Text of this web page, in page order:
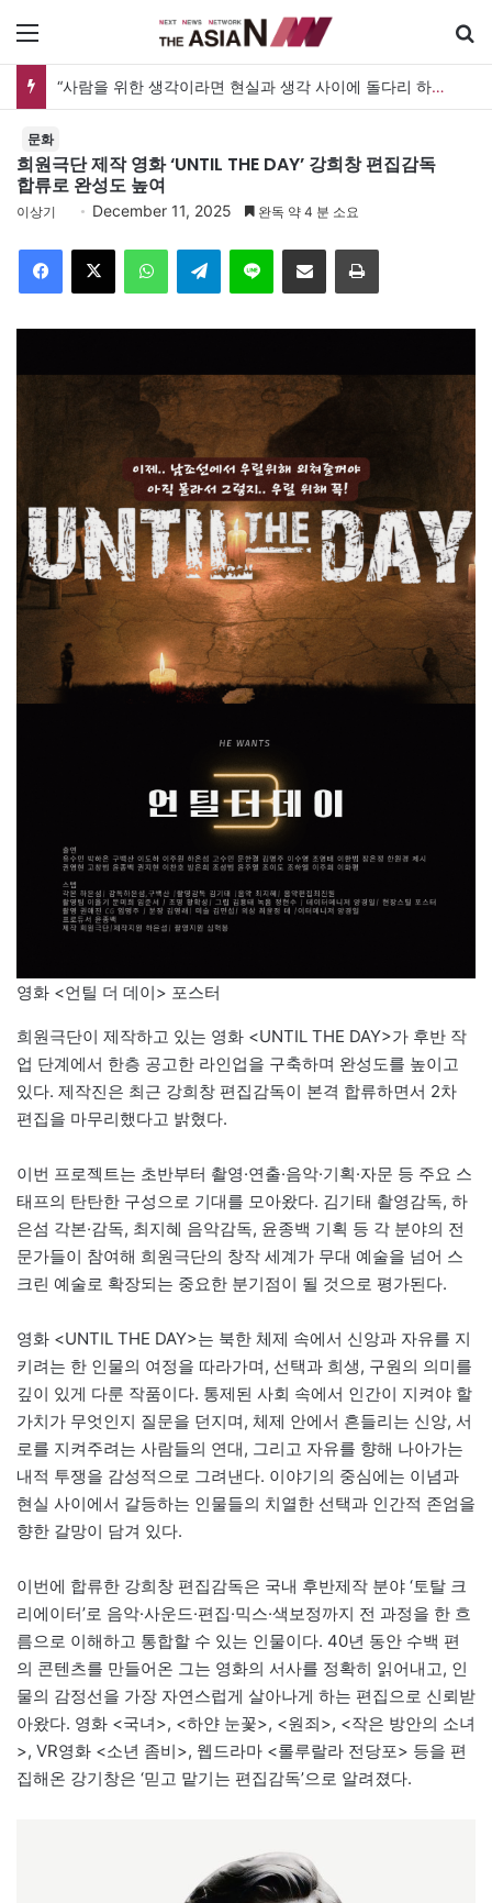
메뉴
“사람을 위한 생각이라면 현실과 생각 사이에 돌다리 하나는 놓아야 하지 않을까”
문화
희원극단 제작 영화 ‘UNTIL THE DAY’ 강희창 편집감독
합류로 완성도 높여
이상기 December 11, 2025 완독 약 4 분 소요
Facebook
X WhatsAppTelegramLine 이메일 인쇄
영화 <언틸 더 데이> 포스터
희원극단이 제작하고 있는 영화 <UNTIL THE DAY>가 후반 작
업 단계에서 한층 공고한 라인업을 구축하며 완성도를 높이고
있다. 제작진은 최근 강희창 편집감독이 본격 합류하면서 2차
편집을 마무리했다고 밝혔다.
이번 프로젝트는 초반부터 촬영·연출·음악·기획·자문 등 주요 스
태프의 탄탄한 구성으로 기대를 모아왔다. 김기태 촬영감독, 하
은섬 각본·감독, 최지혜 음악감독, 윤종백 기획 등 각 분야의 전
문가들이 참여해 희원극단의 창작 세계가 무대 예술을 넘어 스
크린 예술로 확장되는 중요한 분기점이 될 것으로 평가된다.
영화 <UNTIL THE DAY>는 북한 체제 속에서 신앙과 자유를 지
키려는 한 인물의 여정을 따라가며, 선택과 희생, 구원의 의미를
깊이 있게 다룬 작품이다. 통제된 사회 속에서 인간이 지켜야 할
가치가 무엇인지 질문을 던지며, 체제 안에서 흔들리는 신앙, 서
로를 지켜주려는 사람들의 연대, 그리고 자유를 향해 나아가는
내적 투쟁을 감성적으로 그려낸다. 이야기의 중심에는 이념과
현실 사이에서 갈등하는 인물들의 치열한 선택과 인간적 존엄을
향한 갈망이 담겨 있다.
이번에 합류한 강희창 편집감독은 국내 후반제작 분야 ‘토탈 크
리에이터’로 음악·사운드·편집·믹스·색보정까지 전 과정을 한 흐
름으로 이해하고 통합할 수 있는 인물이다. 40년 동안 수백 편
의 콘텐츠를 만들어온 그는 영화의 서사를 정확히 읽어내고, 인
물의 감정선을 가장 자연스럽게 살아나게 하는 편집으로 신뢰받
아왔다. 영화 <국녀>, <하얀 눈꽃>, <원죄>, <작은 방안의 소녀
>, VR영화 <소년 좀비>, 웹드라마 <롤루랄라 전당포> 등을 편
집해온 강기창은 ‘믿고 맡기는 편집감독’으로 알려졌다.